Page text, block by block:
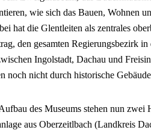
wie sich das Bauen, Wohnen
hat die Glentleiten als zentrales
den gesamten Regierungsbezirk
Ingolstadt, Dachau und
noch nicht durch historische
des Museums stehen nun zwei
aus Oberzeitlbach (Landkreis